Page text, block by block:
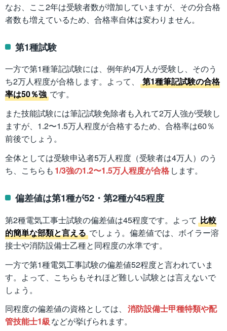
なお、ここ2年は受験者数が増加していますが、その分合格
者数も増えているため、合格率自体は変わりません。
第1種試験
一方で第1種筆記試験には、例年約4万人が受験し、そのう
ち2万人程度が合格します。よって、
第1種筆記試験の合格
率は50％強 です。
また技能試験には筆記試験免除者も入れて2万人強が受験し
ますが、1.2〜1.5万人程度が合格するため、合格率は60％
前後でしょう。
全体としては受験申込者5万人程度（受験者は4万人）のう
ち、こちらも 1/3強の1.2〜1.5万人程度が合格 します。
偏差値は第1種が52・第2種が45程度
第2種電気工事士試験の偏差値は45程度です。よって 比較
的簡単な部類と言える でしょう。偏差値では、ボイラー溶
接士や消防設備士乙種と同程度の水準です。
一方で第1種電気工事試験の偏差値52程度と言われていま
す。よって、こちらもそれほど難しい試験とは言えないで
しょう。
同程度の偏差値の資格としては、 消防設備士甲種特類や配
管技能士1級などが挙げられます。